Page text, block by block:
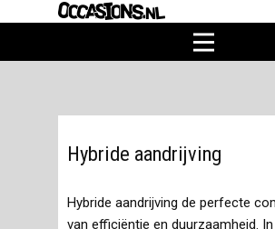
Personenauto voertuigtypen
Nieuws
Hybride aandrijving
Hybride aandrijving de perfecte
van efficiëntie en duurzaamheid.